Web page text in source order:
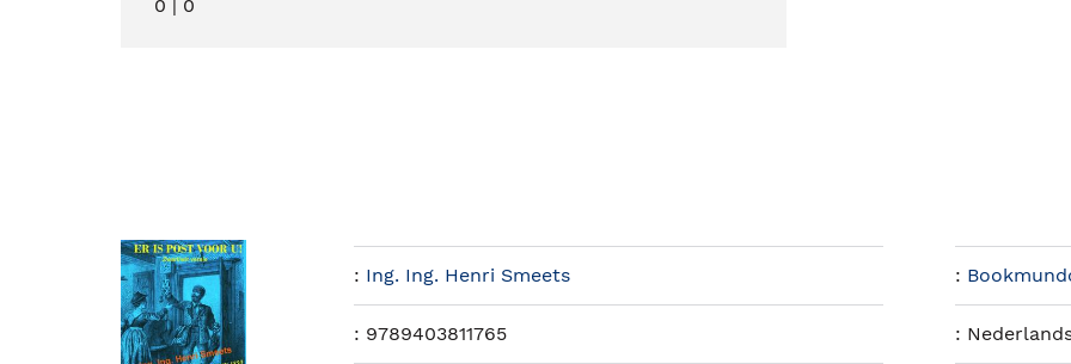
0 | 0
: Ing. Ing. Henri Smeets :
: 9789403811765 :